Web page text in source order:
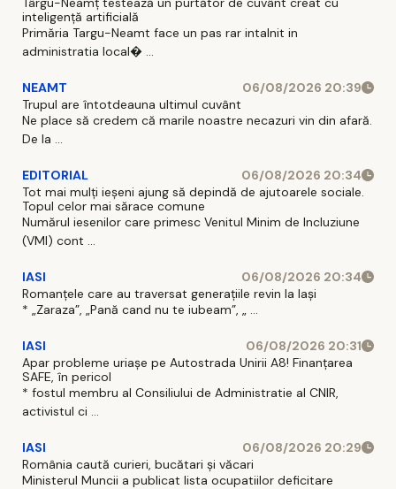
inteligență artificială
Primăria Targu-Neamt face un pas rar intalnit in
administratia local� ...
NEAMT
06/08/2026 20:39
Trupul are întotdeauna ultimul cuvânt
Ne place să credem că marile noastre necazuri vin din afară.
De la ...
EDITORIAL
06/08/2026 20:34
Tot mai mulți ieșeni ajung să depindă de ajutoarele sociale.
Topul celor mai sărace comune
Numărul iesenilor care primesc Venitul Minim de Incluziune
(VMI) cont ...
IASI
06/08/2026 20:34
Romanțele care au traversat generațiile revin la Iași
* „Zaraza”, „Pană cand nu te iubeam”, „ ...
IASI
06/08/2026 20:31
Apar probleme uriașe pe Autostrada Unirii A8! Finanțarea
SAFE, în pericol
* fostul membru al Consiliului de Administratie al CNIR,
activistul ci ...
IASI
06/08/2026 20:29
România caută curieri, bucătari și văcari
Ministerul Muncii a publicat lista ocupatiilor deficitare